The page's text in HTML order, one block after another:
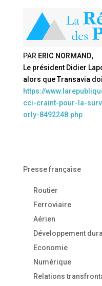
PAR ERIC NORMAND,
Le président Didier
alors que Transavia
https://
cci-craint-pour-la-
orly-8492248.php
Presse française
Routier
Ferroviaire
Aérien
Développement
Economie
Numérique
Relations